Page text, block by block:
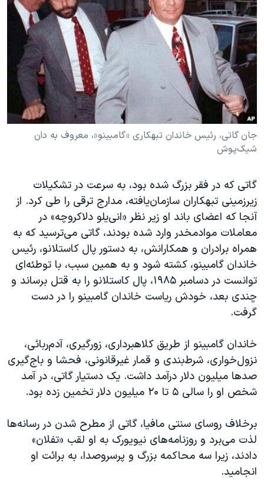
جان گاتی، رئیس خاندان تبهکاری «گامبینو»، معروف به دان
شیک‌پوش
گاتی که در فقر بزرگ شده بود،‌ به سرعت در تشکیلات
زیرزمینی تبهکاران سازمان‌یافته، مدارج ترقی را طی کرد. از
آنجا که اعضای باند او زیر نظر «انی‌یلو دلاکروچه»‌ در
معاملات موادمخدر وارد شده بودند،‌ گاتی می‌ترسید که به
همراه برادران و همکارانش، به دستور پال کاستلانو، رئیس
خاندان گامبینو، کشته شود و به همین سبب، با توطئه‌ای
توانست در دسامبر ۱۹۸۵، پال کاستلانو را به قتل برساند و
چندی بعد، خودش ریاست خاندان گامبینو را در دست
گرفت.
خاندان گامبینو از طریق کلاهبرداری، زورگیری، آدم‌ربائی،
نزول‌خواری، شرط‌بندی و قمار غیرقانونی، فحشا و باج‌گیری
صدها میلیون دلار درآمد داشت. یک دستیار گاتی،‌ در آمد
شخص او را سالی ۵ تا ۲۰ میلیون دلار تخمین زده بود.
برخلاف روسای سنتی مافیا، گاتی از مطرح شدن در رسانه‌ها
لذت می‌برد و روزنامه‌های نیویورک به او لقب «تفلان»‌
دادند، زیرا سه محاکمه بزرگ و پرسروصدا، به برائت او
انجامید.